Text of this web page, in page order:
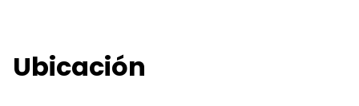
Ubicación